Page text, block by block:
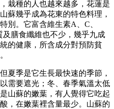
栽種的人也越來越多，花蓮是
蘇幾乎成為花東的特色料理，
別。它富含維生素A、C、
膳食纖維也不少，幾乎九成
的健康，所含成分對預防貧
夏季是它生長最快速的季節，
需要遮光；冬、春季氣溫太低
山蘇的嫩葉，有人覺得它吃起
，在嫩葉裡含量最少。山蘇的